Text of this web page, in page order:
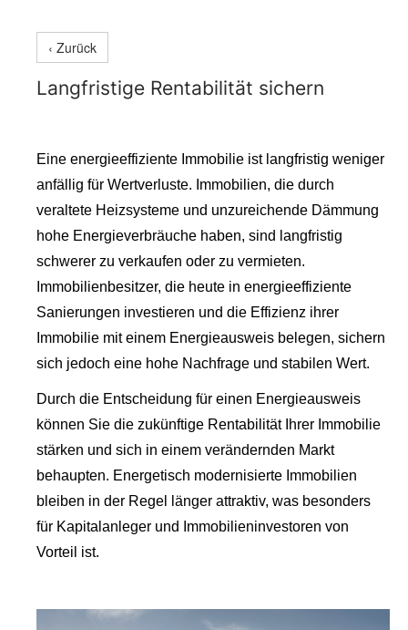
‹ Zurück
Langfristige Rentabilität sichern
Eine energieeffiziente Immobilie ist langfristig weniger
anfällig für Wertverluste. Immobilien, die durch
veraltete Heizsysteme und unzureichende Dämmung
hohe Energieverbräuche haben, sind langfristig
schwerer zu verkaufen oder zu vermieten.
Immobilienbesitzer, die heute in energieeffiziente
Sanierungen investieren und die Effizienz ihrer
Immobilie mit einem Energieausweis belegen, sichern
sich jedoch eine hohe Nachfrage und stabilen Wert.
Durch die Entscheidung für einen Energieausweis
können Sie die zukünftige Rentabilität Ihrer Immobilie
stärken und sich in einem verändernden Markt
behaupten. Energetisch modernisierte Immobilien
bleiben in der Regel länger attraktiv, was besonders
für Kapitalanleger und Immobilieninvestoren von
Vorteil ist.